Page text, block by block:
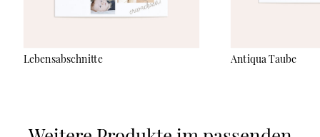
Lebensabschnitte Antiqua Taube